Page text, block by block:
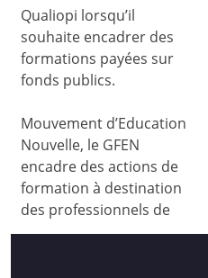
Qualiopi lorsqu’il
souhaite encadrer des
formations payées sur
fonds publics.
Mouvement d’Education
Nouvelle, le GFEN
encadre des actions de
formation à destination
des professionnels de